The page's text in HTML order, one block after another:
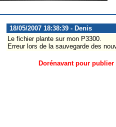
18/05/2007 18:38:39 - Denis
Le fichier plante sur mon P3300.
Erreur lors de la sauvegarde des
Dorénavant pour